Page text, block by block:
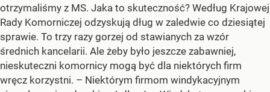
otrzymaliśmy z MS. Jaka to skuteczność? Według Krajowej
Rady Komorniczej odzyskują dług w zaledwie co dziesiątej
sprawie. To trzy razy gorzej od stawianych za wzór
średnich kancelarii. Ale żeby było jeszcze zabawniej,
nieskuteczni komornicy mogą być dla niektórych firm
wręcz korzystni. – Niektórym firmom windykacyjnym